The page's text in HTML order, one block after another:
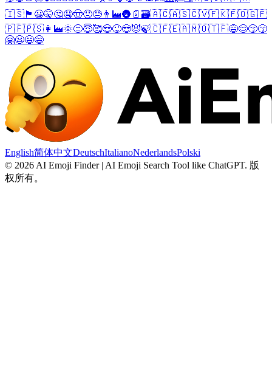
🇮🇸 🏴󠁧󠁢󠁷󠁬󠁳󠁿 😀🤫🤔🤤🤠😞😓 👨‍🏭🌚 📄 🗃️🇦🇨🇦🇸🇨🇻🇫🇰🇫🇴🇬🇫
🇵🇫🇵🇸 👩‍🏭🌞😑😇🥰😍😜😎😈🍃🇨🇫🇪🇦🇲🇴🇹🇫😅😊😚😙
🤗😦😃😄
English简体中文DeutschItalianoNederlandsPolski
© 2026 AI Emoji Finder | AI Emoji Search Tool like ChatGPT. 版
权所有。